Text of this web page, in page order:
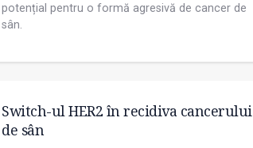
potențial pentru o formă agresivă de cancer de
sân.
Switch-ul HER2 în recidiva cancerului
de sân